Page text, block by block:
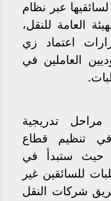
عبر نظام
العامة للنقل،
اعتماد زي
العاملين في
تدريجية
في تنظيم قطاع
حيث ستبدأ في
للسائقين غير
شركات النقل